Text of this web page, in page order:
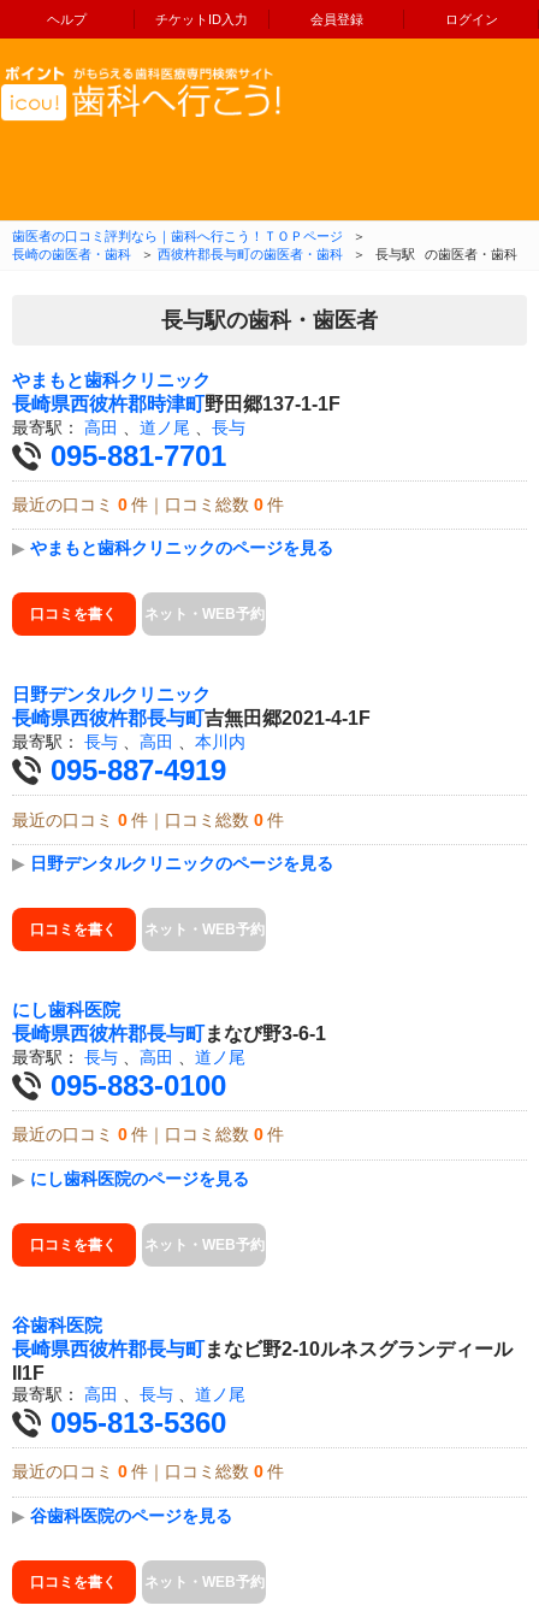
ヘルプ チケットID入力 会員登録 ログイン
コンテンツへ移動
歯医者の口コミ評判なら｜歯科へ行こう！ＴＯＰページ
＞
長崎の歯医者・歯科
＞ 西彼杵郡長与町の歯医者・歯科 ＞ 長与駅 の歯医者・歯科
長与駅の歯科・歯医者
やまもと歯科クリニック
長崎県西彼杵郡時津町野田郷137-1-1F
最寄駅： 高田 道ノ尾 長与
095-881-7701
最近の口コミ 0 件｜口コミ総数 0 件
▶ やまもと歯科クリニックのページを見る
口コミを書く ネット・WEB予約
日野デンタルクリニック
長崎県西彼杵郡長与町吉無田郷2021-4-1F
最寄駅： 長与 、 高田 、 本川内
095-887-4919
最近の口コミ 0 件｜口コミ総数 0 件
▶ 日野デンタルクリニックのページを見る
口コミを書く ネット・WEB予約
にし歯科医院
長崎県西彼杵郡長与町まなび野3-6-1
最寄駅： 長与 高田 道ノ尾
095-883-0100
最近の口コミ 0 件｜口コミ総数 0 件
▶ にし歯科医院のページを見る
口コミを書く ネット・WEB予約
谷歯科医院
長崎県西彼杵郡長与町まなビ野2-10ルネスグランディール
II1F
最寄駅： 高田 長与 道ノ尾
095-813-5360
最近の口コミ 0 件｜口コミ総数 0 件
▶ 谷歯科医院のページを見る
口コミを書く ネット・WEB予約